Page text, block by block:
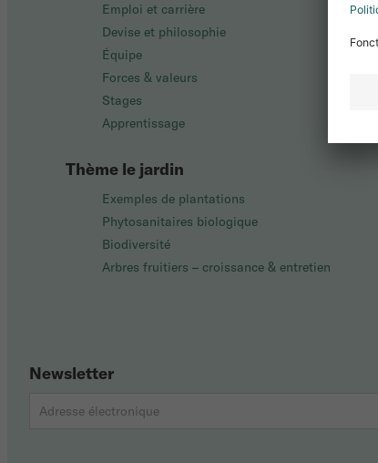
Emploi et carrière
Devise et philosophie
Équipe
Forces & valeurs
Stages
Apprentissage
Thème le jardin
Exemples de plantations
Phytosanitaires biologique
Biodiversité
Arbres fruitiers – croissance & entretien
Newsletter